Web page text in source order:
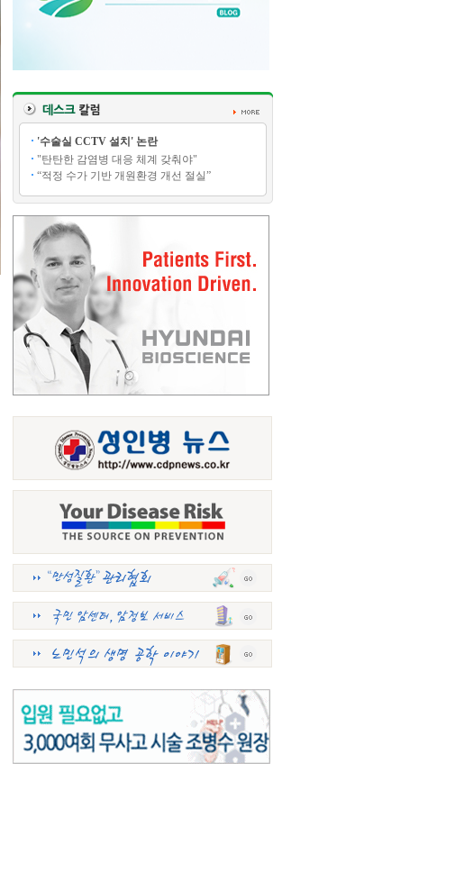
'수술실 CCTV 설치' 논란
"탄탄한 감염병 대응 체계 갖춰야"
“적정 수가 기반 개원환경 개선 절실”